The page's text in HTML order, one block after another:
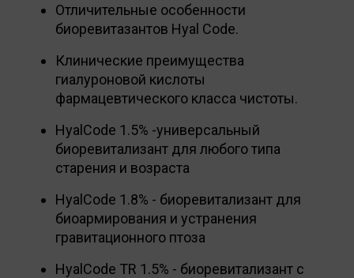
Отличительные особенности
биоревитазантов Hyal Code.
Клинические преимущества
гиалуроновой кислоты
фармацевтического класса чистоты.
HyalCode 1.5% -универсальный
биоревитализант для любого типа
старения и возраста
HyalCode 1.8% - биоревитализант для
биоармирования и устранения
гравитационного птоза
HyalCode TR 1.5% - биоревитализант с